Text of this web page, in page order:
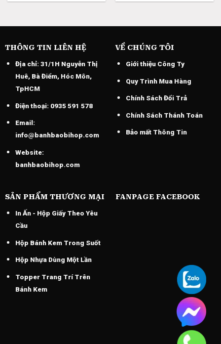
THÔNG TIN LIÊN HỆ
Địa chỉ:31/1H Nguyễn Thị
Huê, Bà Điểm, Hóc Môn,
TpHCM
Điện thoại:0935 591 578
Email:
info@banhbaobihop.com
Website:
banhbaobihop.com
VỀ CHÚNG TÔI
Giới thiệu Công Ty
Quy Trình Mua Hàng
Chính Sách Đổi Trả
Chính Sách Thánh Toán
Bảo mất Thông Tin
SẢN PHẨM THƯƠNG MẠI
In Ấn - Hộp Giấy Theo Yêu
Cầu
Hộp Bánh Kem Trong Suốt
Hộp Nhựa Dùng Một Lần
Topper Trang Trí Trên
Bánh Kem
FANPAGE FACEBOOK